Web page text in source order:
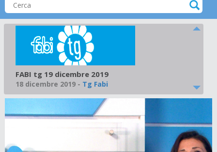
FABI tg 19 dicembre 2019
18 dicembre 2019 - Tg Fabi